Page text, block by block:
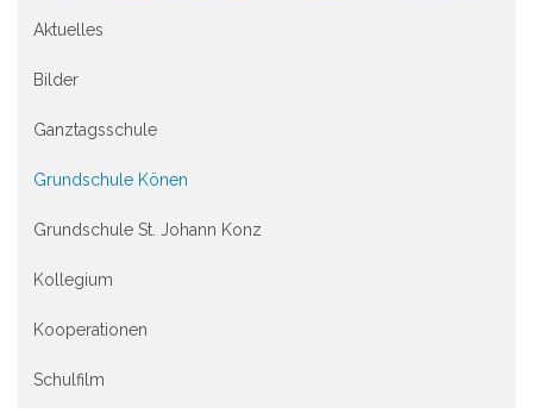
Aktuelles
Bilder
Ganztagsschule
Grundschule Könen
Grundschule St. Johann Konz
Kollegium
Kooperationen
Schulfilm